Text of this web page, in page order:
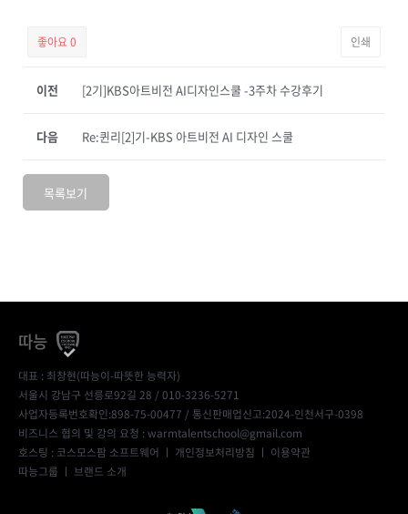
좋아요0 인쇄
이전 [2기]KBS아트비전 AI디자인스쿨 -3주차 수강후기
Re:퀸리[2]기-KBS 아트비전 AI 디자인 스쿨
다음
목록보기
따능
대표 : 최창현(따능이-따뜻한 능력자)
서울시 강남구 선릉로92길 28 / 010-3236-5271
사업자등록번호확인:898-75-00477 / 통신판매업신고:2024-인천서구-0398
비즈니스 협의 및 강의 요청 : warmtalentschool@gmail.com
호스팅 : 코스모스팜 소프트웨어 ㅣ 개인정보처리방침 ㅣ 이용약관
따능그룹 ㅣ 브랜드 소개